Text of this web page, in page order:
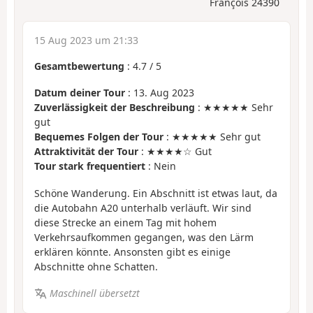
15 Aug 2023 um 21:33
Gesamtbewertung : 4.7 / 5
Datum deiner Tour : 13. Aug 2023
Zuverlässigkeit der Beschreibung : ★★★★★ Sehr
gut
Bequemes Folgen der Tour : ★★★★★ Sehr gut
Attraktivität der Tour : ★★★★☆ Gut
Tour stark frequentiert : Nein
Schöne Wanderung. Ein Abschnitt ist etwas laut, da
die Autobahn A20 unterhalb verläuft. Wir sind
diese Strecke an einem Tag mit hohem
Verkehrsaufkommen gegangen, was den Lärm
erklären könnte. Ansonsten gibt es einige
Abschnitte ohne Schatten.
Maschinell übersetzt